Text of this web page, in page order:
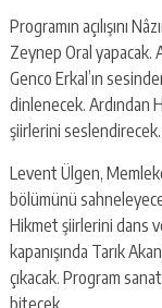
Programın açılışını
Zeynep Oral
Genco Erkal’ın
dinlenecek. Ardından
şiirlerini seslendirecek.
Levent Ülgen,
bölümünü
Hikmet şiirlerini dans
kapanışında Tarık
çıkacak. Program
bitecek.